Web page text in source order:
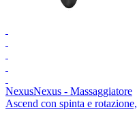
NexusNexus - Massaggiatore
Ascend con spinta e rotazione,